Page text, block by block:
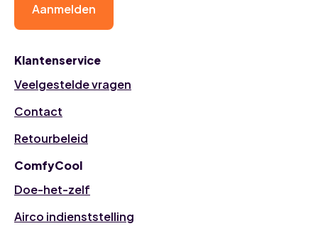
Klantenservice
Veelgestelde vragen
Contact
Retourbeleid
ComfyCool
Doe-het-zelf
Airco indienststelling
Aanmelden